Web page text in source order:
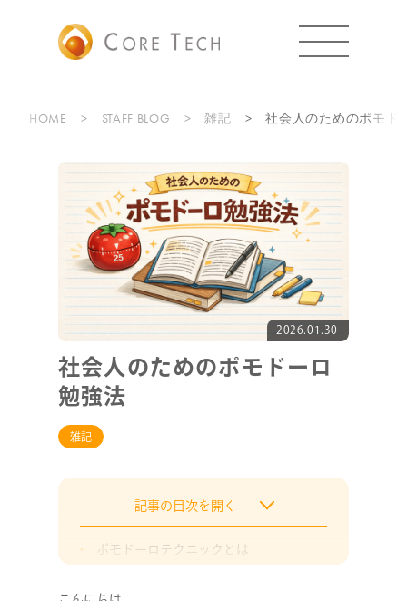
HOME STAFF BLOG 雑記 社会人のためのポモド
2026.01.30
社会人のためのポモドーロ
勉強法
雑記
記事の目次を開く
ポモドーロテクニックとは